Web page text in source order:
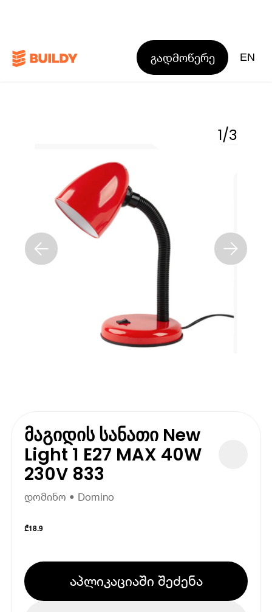
გადმოწერე EN
1/3
მაგიდის სანათი New
Light 1 E27 MAX 40W
230V 833
დომინო • Domino
₾18.9
აპლიკაციაში შეძენა